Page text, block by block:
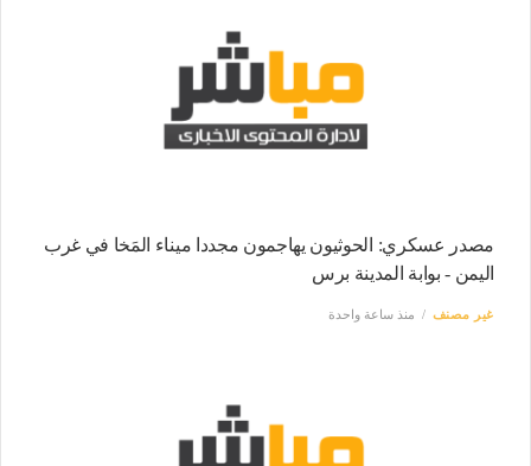
مصدر عسكري: الحوثيون يهاجمون مجددا ميناء المَخا في غرب
اليمن - بوابة المدينة برس
غير مصنف منذ ساعة واحدة